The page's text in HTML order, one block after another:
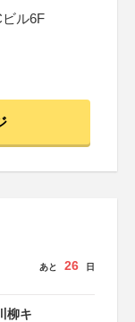
ル6F
あと 26 日
柳キ